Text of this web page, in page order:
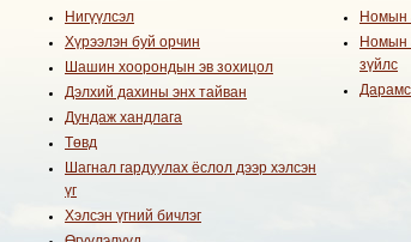
Нигүүлсэл
Хүрээлэн буй орчин
Шашин хоорондын эв зохицол
Дэлхий дахины энх тайван
Дундаж хандлага
Төвд
Шагнал гардуулах ёслол дээр хэлсэн
үг
Хэлсэн үгний бичлэг
Номын
Номын
зүйлс